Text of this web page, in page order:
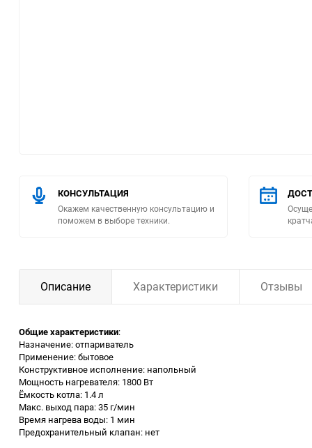
Климатическая техника
Измерительное
оборудование
Заточные станки (точила)
Дровоколы
Грузоподъемное
оборудование
КОНСУЛЬТАЦИЯ
Окажем качественную консультацию и
поможем в выборе техники.
Описание Характеристики Отзывы
Общие характеристики:
Назначение: отпариватель
Применение: бытовое
Конструктивное исполнение: напольный
Мощность нагревателя: 1800 Вт
Ёмкость котла: 1.4 л
Макс. выход пара: 35 г/мин
Время нагрева воды: 1 мин
Предохранительный клапан: нет